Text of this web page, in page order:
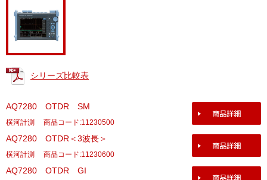
シリーズ比較表
AQ7280 OTDR SM
横河計測 商品コード:11230500
AQ7280 OTDR＜3波長＞
横河計測 商品コード:11230600
AQ7280 OTDR GI